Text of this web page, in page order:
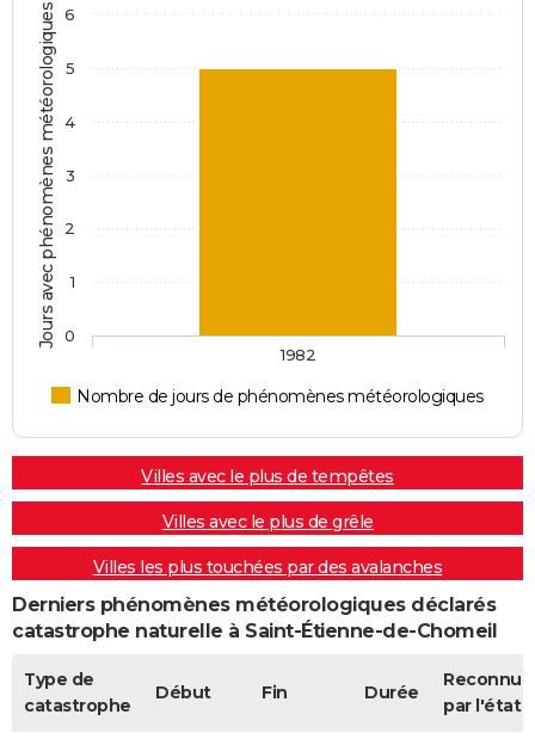
Jours avec phénomènes météorologiques
Nombre de jours de phénomènes météorologiques
1982
0
1
2
3
4
5
6
Villes avec le plus de tempêtes
Villes avec le plus de grêle
Villes les plus touchées par des avalanches
Derniers phénomènes météorologiques déclarés
catastrophe naturelle à Saint-Étienne-de-Chomeil
Type de
catastrophe
Début Fin Durée
Reconnue
par l'état